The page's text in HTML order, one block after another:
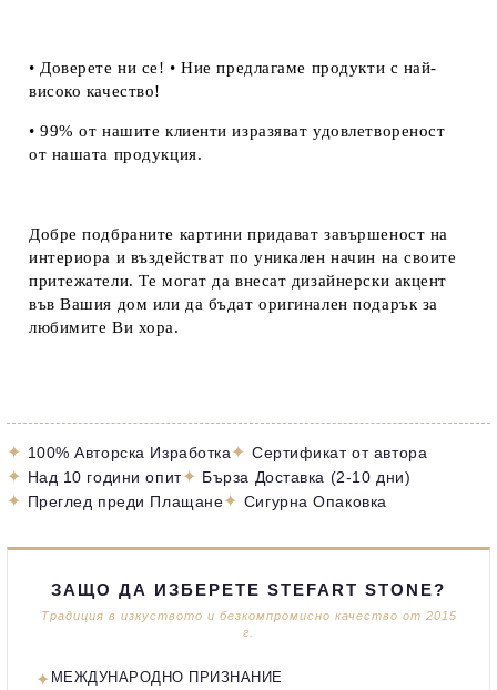
• Доверете ни се! • Ние предлагаме продукти с най-
високо качество!
• 99% от нашите клиенти изразяват удовлетвореност
от нашата продукция.
Добре подбраните картини придават завършеност на
интериора и въздействат по уникален начин на своите
притежатели. Те могат да внесат дизайнерски акцент
във Вашия дом или да бъдат оригинален подарък за
любимите Ви хора.
✦ 100% Авторска Изработка✦ Сертификат от автора
✦ Над 10 години опит✦ Бърза Доставка (2-10 дни)
✦ Преглед преди Плащане✦ Сигурна Опаковка
ЗАЩО ДА ИЗБЕРЕТЕ STEFART STONE?
Традиция в изкуството и безкомпромисно качество от 2015
г.
✦ МЕЖДУНАРОДНО ПРИЗНАНИЕ